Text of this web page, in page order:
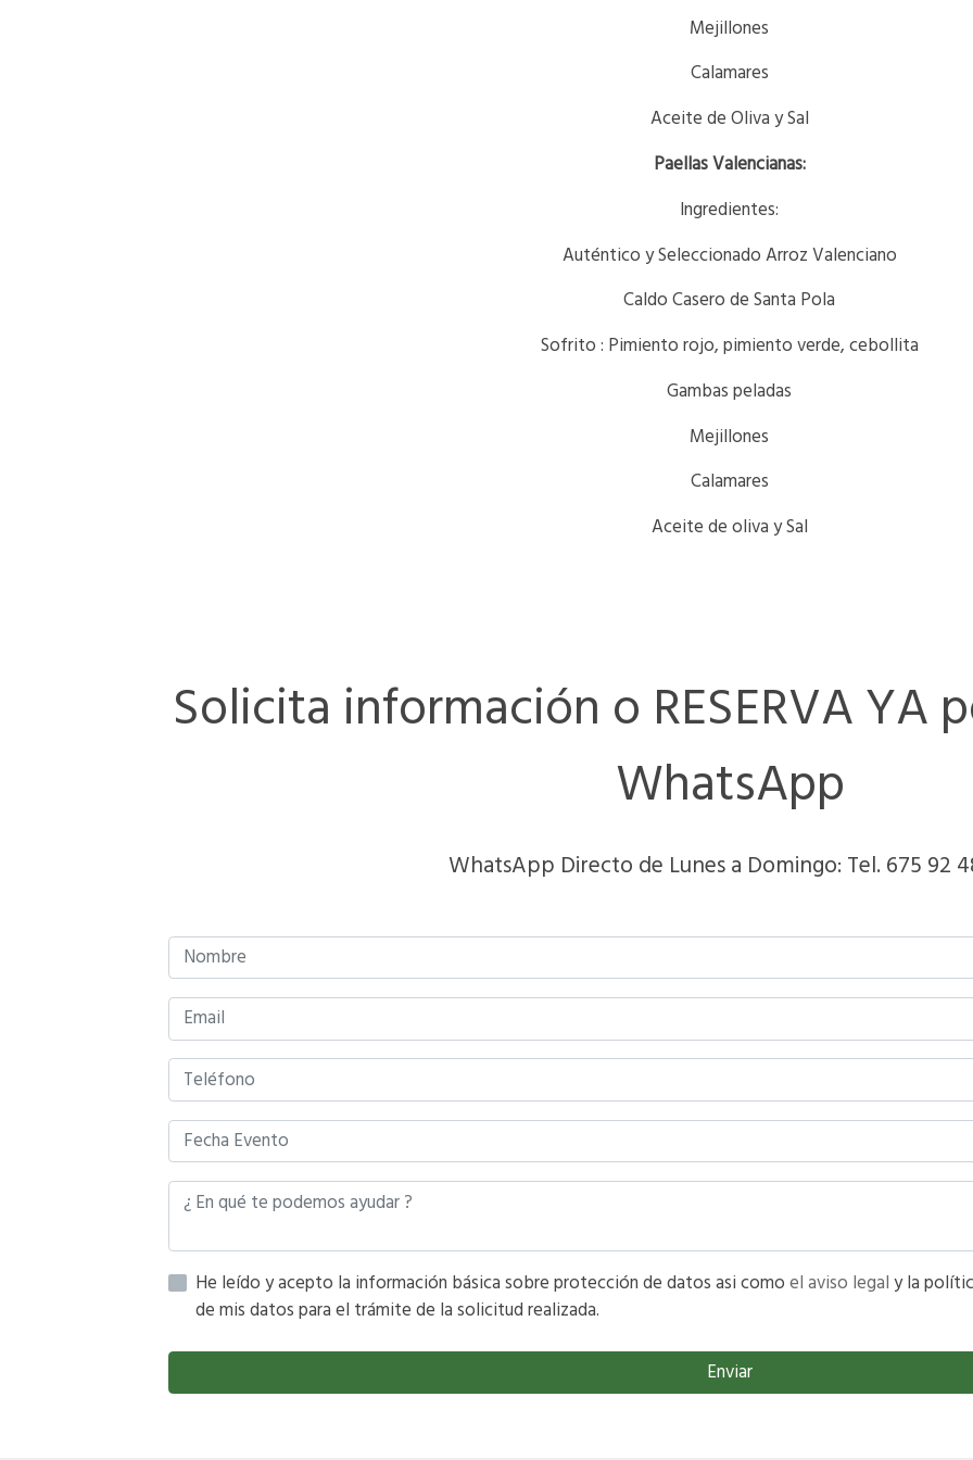
Mejillones
Calamares
Aceite de Oliva y Sal
Paellas Valencianas:
Ingredientes:
Auténtico y Seleccionado Arroz Valenciano
Caldo Casero de Santa Pola
Sofrito : Pimiento rojo, pimiento verde, cebollita
Gambas peladas
Mejillones
Calamares
Aceite de oliva y Sal
Solicita información o RESERVA YA
WhatsApp
WhatsApp Directo de Lunes a Domingo: Tel. 675 92
He leído y acepto la información básica sobre protección de datos asi comoel aviso legaly la política de privacidad y acepto el tratamiento
de mis datos para el trámite de la solicitud realizada.
Enviar